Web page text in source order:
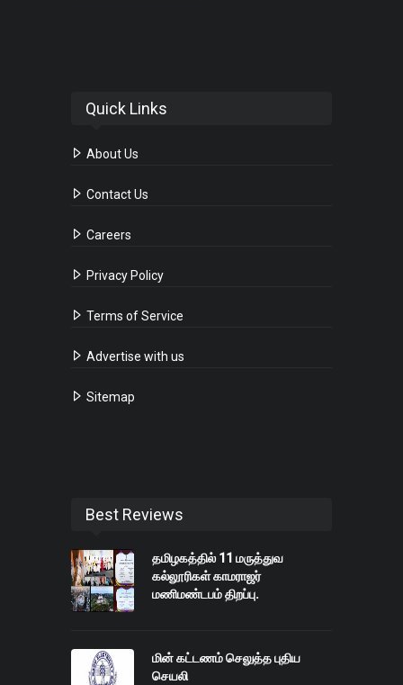
Quick Links
About Us
Contact Us
Careers
Privacy Policy
Terms of Service
Advertise with us
Sitemap
Best Reviews
தமிழகத்தில் 11 மருத்துவ
கல்லூரிகள் காமராஜர்
மணிமண்டபம் திறப்பு.
மின் கட்டணம் செலுத்த புதிய
செயலி